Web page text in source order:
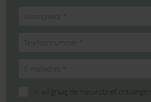
Ik wil graag de nieuwsbrief ontvangen